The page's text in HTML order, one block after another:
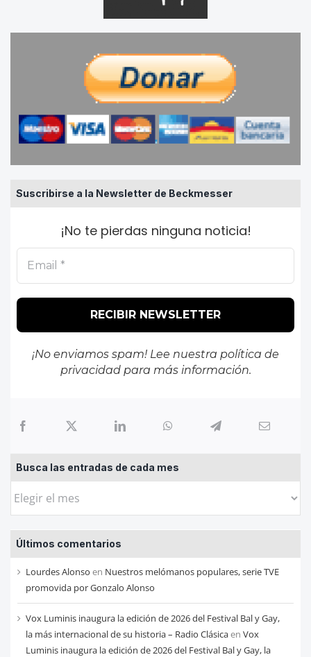
Suscribirse a la Newsletter de Beckmesser
¡No te pierdas ninguna noticia!
¡No enviamos spam! Lee nuestra política de
privacidadpara más información.
Busca las entradas de cada mes
Busca
entradas
de
cada
mes
Últimos comentarios
Lourdes Alonso en Nuestros melómanos populares, serie TVE
promovida por Gonzalo Alonso
Vox Luminis inaugura la edición de 2026 del Festival Bal y Gay,
la más internacional de su historia – Radio Clásicaen Vox
Luminis inaugura la edición de 2026 del Festival Bal y Gay, la